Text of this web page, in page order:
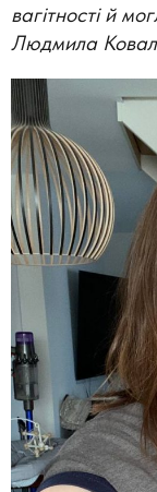
вагітності й
Людмила